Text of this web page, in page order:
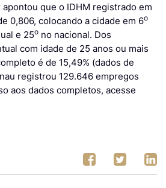
que o IDHM registrado em
0,806, colocando a cidade em 6o
e 25o no nacional. Dos
com idade de 25 anos ou mais
é de 15,49% (dados de
registrou 129.646 empregos
aos dados completos, acesse